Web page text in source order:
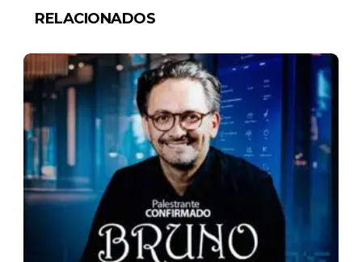
RELACIONADOS